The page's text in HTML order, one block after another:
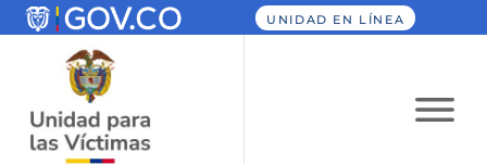
UNIDAD EN LÍNEA